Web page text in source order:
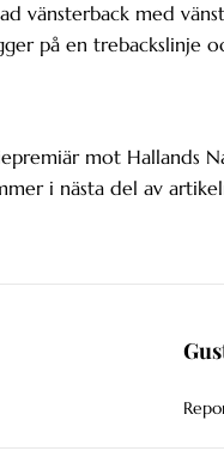
vänsterback med
på en trebackslinje
mot Hallands
i nästa del av